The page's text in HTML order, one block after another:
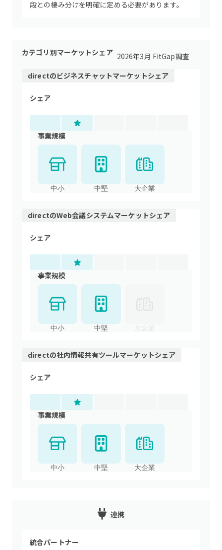
段との棲み分けを明確に定める必要があります。
カテゴリ別マーケットシェア 2026年3月 FitGap調査
directのビジネスチャットマーケットシェア
シェア
事業規模
中小 中堅 大企業
directのWeb会議システムマーケットシェア
シェア
事業規模
中小 中堅 大企業
directの社内情報共有ツールマーケットシェア
シェア
事業規模
中小 中堅 大企業
連携
統合パートナー